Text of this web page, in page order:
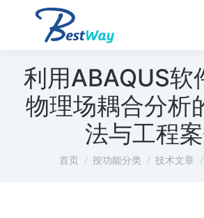
利用ABAQUS软
物理场耦合分析
法与工程
您在这里：
首页 按功能分类 技术文章